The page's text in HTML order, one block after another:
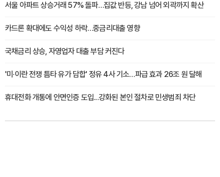
서울 아파트 상승거래 57% 돌파…집값 반등, 강남 넘어 외곽까지 확산
카드론 확대에도 수익성 하락…중금리대출 영향
국채금리 상승, 자영업자 대출 부담 커진다
'미·이란 전쟁 틈타 유가 담합' 정유 4사 기소…파급 효과 26조 원 달해
휴대전화 개통에 안면인증 도입...강화된 본인 절차로 민생범죄 차단